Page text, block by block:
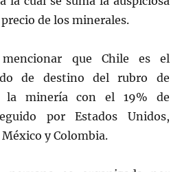
de los minerales.
que Chile es el
de destino del rubro de
la minería con el 19% de
por Estados Unidos,
y Colombia.